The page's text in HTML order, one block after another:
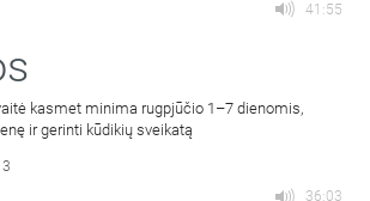
41:55
kasmet minima rugpjūčio 1–7 dienomis,
ir gerinti kūdikių sveikatą
36:03